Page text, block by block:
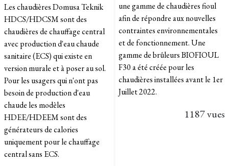
Les chaudières Domusa Teknik
HDCS/HDCSM sont des
chaudières de chauffage central
avec production d'eau chaude
sanitaire (ECS) qui existe en
version murale et à poser au sol.
Pour les usagers qui n'ont pas
besoin de production d'eau
chaude les modèles
HDEE/HDEEM sont des
générateurs de calories
uniquement pour le chauffage
central sans ECS.
une gamme de chaudières fioul
afin de répondre aux nouvelles
contraintes environnementales
et de fonctionnement. Une
gamme de brûleurs BIOFIOUL
F30 a été créée pour les
chaudières installées avant le 1er
Juillet 2022.
1187 vues